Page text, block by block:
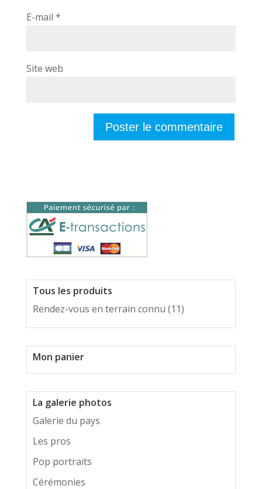
E-mail *
Site web
Tous les produits
Rendez-vous en terrain connu (11)
Mon panier
La galerie photos
Galerie du pays
Les pros
Pop portraits
Cérémonies